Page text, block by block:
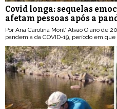
Covid longa: sequelas
afetam pessoas após a
Por Ana Carolina Mont’ Alvão O ano de
pandemia da COVID-19, período em